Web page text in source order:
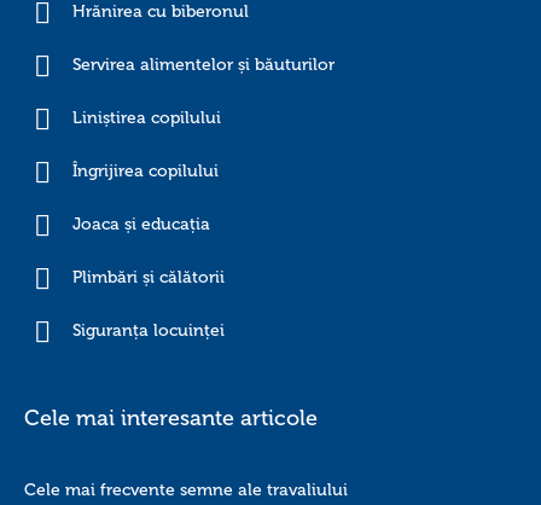
Hrănirea cu biberonul
Servirea alimentelor și băuturilor
Liniștirea copilului
Îngrijirea copilului
Joaca și educația
Plimbări și călătorii
Siguranța locuinței
Cele mai interesante articole
Cele mai frecvente semne ale travaliului